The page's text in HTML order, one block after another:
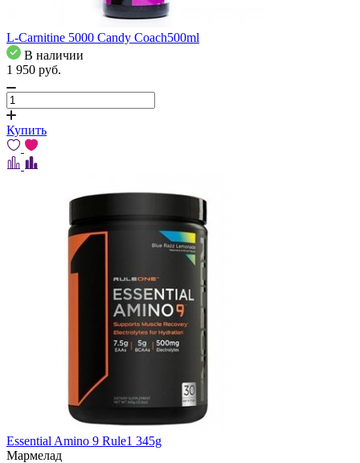
L-Carnitine 5000 Candy Coach500ml
В наличии
1 950 pуб.
Купить
Essential Amino 9 Rule1 345g
Мармелад